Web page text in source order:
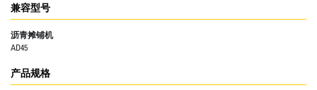
兼容型号
沥青摊铺机
AD45
产品规格